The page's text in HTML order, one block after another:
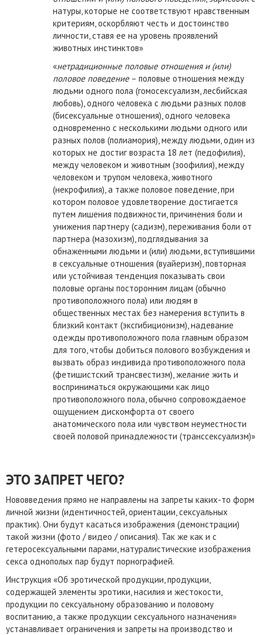
натуры, которые не соответствуют нравственным
критериям, оскорбляют честь и достоинство
личности, ставя ее на уровень проявлений
животных инстинктов»
«нетрадиционные половые отношения и (или)
половое поведение– половые отношения между
людьми одного пола (гомосексуализм, лесбийская
любовь), одного человека с людьми разных полов
(бисексуальные отношения), одного человека
одновременно с несколькими людьми одного или
разных полов (полиамория), между людьми, один из
которых не достиг возраста 18 лет (педофилия),
между человеком и животным (зоофилия), между
человеком и трупом человека, животного
(некрофилия), а также половое поведение, при
котором половое удовлетворение достигается
путем лишения подвижности, причинения боли и
унижения партнеру (садизм), переживания боли от
партнера (мазохизм), подглядывания за
обнаженными людьми и (или) людьми, вступившими
в сексуальные отношения (вуайеризм), повторная
или устойчивая тенденция показывать свои
половые органы посторонним лицам (обычно
противоположного пола) или людям в
общественных местах без намерения вступить в
близкий контакт (эксгибиционизм), надевание
одежды противоположного пола главным образом
для того, чтобы добиться полового возбуждения и
вызвать образ индивида противоположного пола
(фетишистский трансвестизм), желание жить и
восприниматься окружающими как лицо
противоположного пола, обычно сопровождаемое
ощущением дискомфорта от своего
анатомического пола или чувством неуместности
своей половой принадлежности (транссексуализм)»
ЭТО ЗАПРЕТ ЧЕГО?
Нововведения прямо не направлены на запреты каких-то форм
личной жизни (идентичностей, ориентации, сексуальных
практик). Они будут касаться изображения (демонстрации)
такой жизни (фото / видео / описания). Так же как и с
гетеросексуальными парами, натуралистические изображения
секса однополых пар будут порнографией.
Инструкция «Об эротической продукции, продукции,
содержащей элементы эротики, насилия и жестокости,
продукции по сексуальному образованию и половому
воспитанию, а также продукции сексуального назначения»
устанавливает ограничения и запреты на производство и